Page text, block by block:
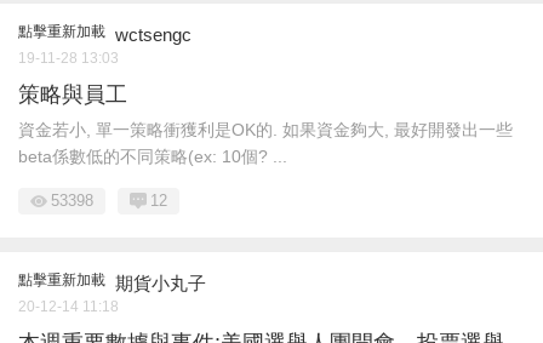
點擊重新加載 wctsengc
19-11-28 13:03
策略與員工
資金若小, 單一策略衝獲利是OK的. 如果資金夠大, 最好開發出一些
beta係數低的不同策略(ex: 10個? ...
53398 12
點擊重新加載 期貨小丸子
20-12-14 11:18